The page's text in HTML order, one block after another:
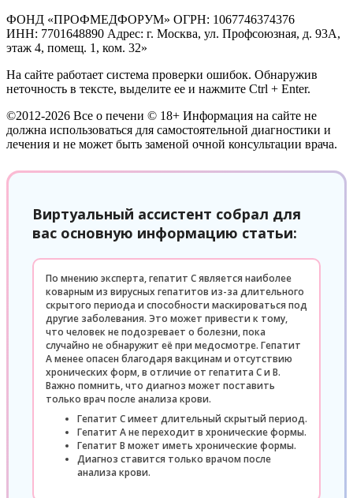
ФОНД «ПРОФМЕДФОРУМ» ОГРН: 1067746374376
ИНН: 7701648890 Адрес: г. Москва, ул. Профсоюзная, д. 93А,
этаж 4, помещ. 1, ком. 32»
На сайте работает система проверки ошибок. Обнаружив
неточность в тексте, выделите ее и нажмите Ctrl + Enter.
©2012-2026 Все о печени © 18+ Информация на сайте не
должна использоваться для самостоятельной диагностики и
лечения и не может быть заменой очной консультации врача.
Виртуальный ассистент собрал для
вас основную информацию статьи:
По мнению эксперта, гепатит С является наиболее
коварным из вирусных гепатитов из-за длительного
скрытого периода и способности маскироваться под
другие заболевания. Это может привести к тому,
что человек не подозревает о болезни, пока
случайно не обнаружит её при медосмотре. Гепатит
А менее опасен благодаря вакцинам и отсутствию
хронических форм, в отличие от гепатита С и В.
Важно помнить, что диагноз может поставить
только врач после анализа крови.
Гепатит С имеет длительный скрытый период.
Гепатит А не переходит в хронические формы.
Гепатит В может иметь хронические формы.
Диагноз ставится только врачом после
анализа крови.